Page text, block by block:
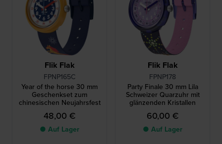
Flik Flak
FPNP165C
Year of the horse 30 mm
Geschenkset zum
chinesischen Neujahrsfest
48,00 €
● Auf Lager
Flik Flak
FPNP178
Party Finale 30 mm Lila
Schweizer Quarzuhr mit
glänzenden Kristallen
60,00 €
● Auf Lager